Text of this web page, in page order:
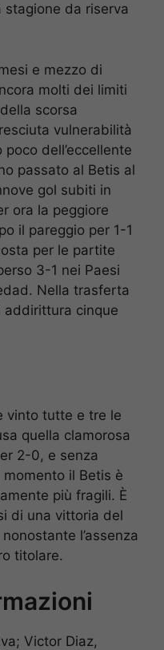
da riserva
e mezzo di
molti dei limiti
scorsa
vulnerabilità
dell’eccellente
passato al Betis al
gol subiti in
ora la peggiore
il pareggio per 1-1
per le partite
3-1 nei Paesi
Nella trasferta
addirittura cinque
vinto tutte e tre le
quella clamorosa
2-0, e senza
il Betis è
più fragili. È
di una vittoria del
l’assenza
titolare.
Victor Diaz,